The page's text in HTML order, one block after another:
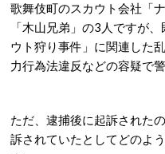
歌舞伎町のスカウト会社「
「木山兄弟」の3人ですが
ウト狩り事件」に関連した
力行為法違反などの容疑で
ただ、逮捕後に起訴された
訴されていたとしてどのよ